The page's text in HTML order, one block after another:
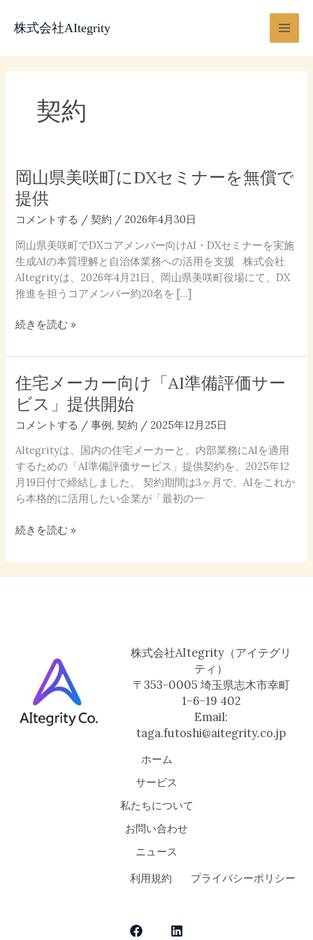
ス
キ
株式会社AItegrity
Main
契約
岡山県美咲町にDXセミナーを無償で
提供
コメントする /契約 / 2026年4月30日
岡山県美咲町でDXコアメンバー向けAI・DXセミナーを実施
生成AIの本質理解と自治体業務への活用を支援 株式会社
AItegrityは、2026年4月21日、岡山県美咲町役場にて、DX
推進を担うコアメンバー約20名を […]
岡
山
県
美
咲
町
に
DX
セ
ミ
無
償
で
提
供
続きを読む »
住宅メーカー向け「AI準備評価サー
ビス」提供開始
コメントする /事例,契約 / 2025年12月25日
AItegrityは、国内の住宅メーカーと、内部業務にAIを適用
するための「AI準備評価サービス」提供契約を、2025年12
月19日付で締結しました。 契約期間は3ヶ月で、AIをこれか
ら本格的に活用したい企業が「最初の一
住
宅
メ
ー
カ
ー
向
け
「AI
準
続きを読む »
株式会社AItegrity（アイテグリ
ティ）
〒353-0005 埼玉県志木市幸町
1−6−19 402
Email:
taga.futoshi@aitegrity.co.jp
ホーム
サービス
私たちについて
お問い合わせ
ニュース
利用規約
プライバシーポリシー